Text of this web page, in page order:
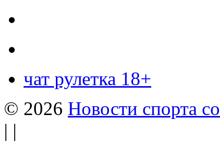
чат рулетка 18+
© 2026 Новости спорта
| |